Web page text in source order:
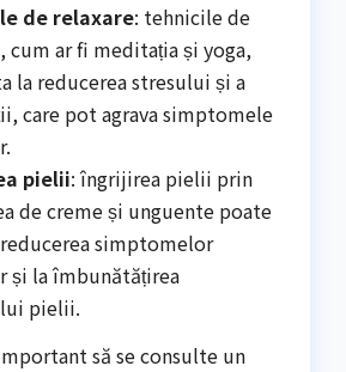
de relaxare: tehnicile de
cum ar fi meditația și yoga,
la reducerea stresului și a
care pot agrava simptomele
pielii: îngrijirea pielii prin
de creme și unguente poate
simptomelor
și la îmbunătățirea
pielii.
să se consulte un